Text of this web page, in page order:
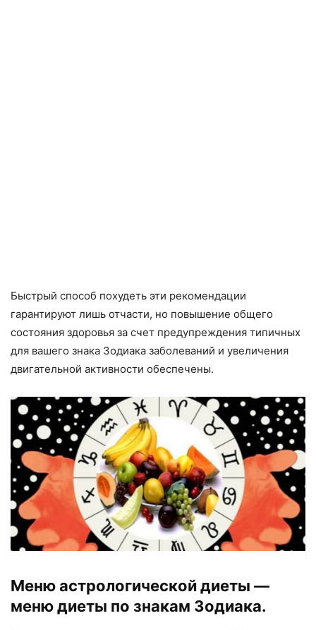
Быстрый способ похудеть эти рекомендации
гарантируют лишь отчасти, но повышение общего
состояния здоровья за счет предупреждения типичных
для вашего знака Зодиака заболеваний и увеличения
двигательной активности обеспечены.
Меню астрологической диеты —
меню диеты по знакам Зодиака.